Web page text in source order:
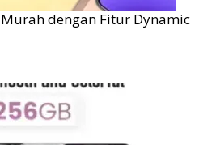
dengan Fitur Dynamic